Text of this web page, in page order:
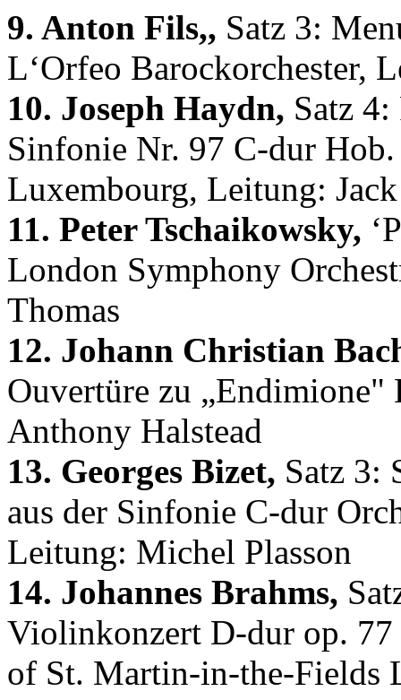
9. Anton Fils,, Satz 3:
L‘Orfeo Barockorchester,
10. Joseph Haydn, Satz 4:
Sinfonie Nr. 97 C-dur
Luxembourg, Leitung:
11. Peter Tschaikowsky,
London Symphony
Thomas
12. Johann Christian
Ouvertüre zu
Anthony Halstead
13. Georges Bizet, Satz 3:
aus der Sinfonie C-dur
Leitung: Michel Plasson
14. Johannes Brahms,
Violinkonzert D-dur op.
of St. Martin-in-the-Fields